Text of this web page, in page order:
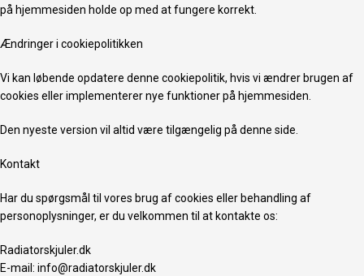
på hjemmesiden holde op med at fungere korrekt.
Ændringer i cookiepolitikken
Vi kan løbende opdatere denne cookiepolitik, hvis vi ændrer brugen af
cookies eller implementerer nye funktioner på hjemmesiden.
Den nyeste version vil altid være tilgængelig på denne side.
Kontakt
Har du spørgsmål til vores brug af cookies eller behandling af
personoplysninger, er du velkommen til at kontakte os:
Radiatorskjuler.dk
E-mail: info@radiatorskjuler.dk